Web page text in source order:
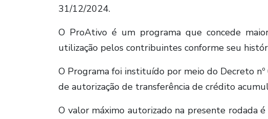
31/12/2024.
O ProAtivo é um programa que concede
utilização pelos contribuintes conforme seu
O Programa foi instituído por meio do Decreto
de autorização de transferência de crédito
O valor máximo autorizado na presente rodada